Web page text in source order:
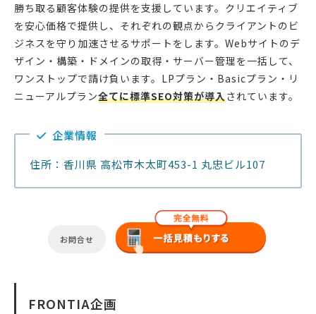
勝ち取る顧客体験の提供を支援しています。クリエイティブ
を安心価格で提供し、それぞれの観点からクライアントのビ
ジネスを守り加速させるサポートをします。Webサイトのデ
ザイン・構築・ドメインの取得・サーバー管理を一括して、
ワンストップで請け負います。LPプラン・Basicプラン・リ
ニューアルプラン全てに標準SEO対策が導入されています。
企業情報
住所：香川県 ⾼松市⽊太町453-1 丸忠ビル107
お問合せ
FRONTIA企画